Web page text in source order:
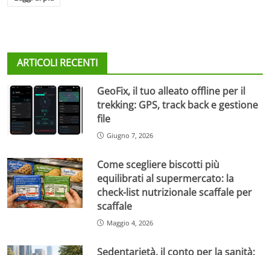
ARTICOLI RECENTI
GeoFix, il tuo alleato offline per il
trekking: GPS, track back e gestione
file
Giugno 7, 2026
Come scegliere biscotti più
equilibrati al supermercato: la
check-list nutrizionale scaffale per
scaffale
Maggio 4, 2026
Sedentarietà, il conto per la sanità: